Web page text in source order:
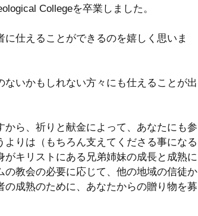
Collegeを卒業しました。
仕えることができるのを嬉しく思いま
いかもしれない方々にも仕えることが出
ら、祈りと献金によって、あなたにも参
りは（もちろん支えてくださる事になる
キリストにある兄弟姉妹の成長と成熟に
教会の必要に応じて、他の地域の信徒か
成熟のために、あなたからの贈り物を募